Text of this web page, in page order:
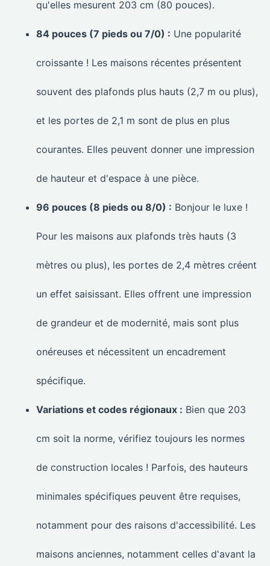
qu'elles mesurent 203 cm (80 pouces).
84 pouces (7 pieds ou 7/0) : Une popularité
croissante ! Les maisons récentes présentent
souvent des plafonds plus hauts (2,7 m ou plus),
et les portes de 2,1 m sont de plus en plus
courantes. Elles peuvent donner une impression
de hauteur et d'espace à une pièce.
96 pouces (8 pieds ou 8/0) : Bonjour le luxe !
Pour les maisons aux plafonds très hauts (3
mètres ou plus), les portes de 2,4 mètres créent
un effet saisissant. Elles offrent une impression
de grandeur et de modernité, mais sont plus
onéreuses et nécessitent un encadrement
spécifique.
Variations et codes régionaux : Bien que 203
cm soit la norme, vérifiez toujours les normes
de construction locales ! Parfois, des hauteurs
minimales spécifiques peuvent être requises,
notamment pour des raisons d'accessibilité. Les
maisons anciennes, notamment celles d'avant la